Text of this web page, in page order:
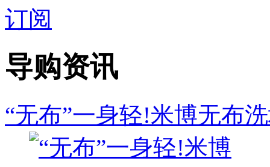
订阅
导购资讯
“无布”一身轻!米博无布